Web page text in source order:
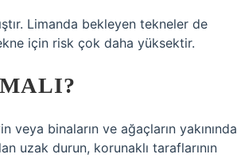
Limanda bekleyen tekneler de
için risk çok daha yüksektir.
veya binaların ve ağaçların yakınında
uzak durun, korunaklı taraflarının